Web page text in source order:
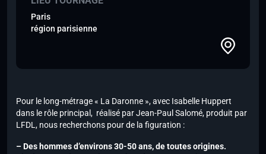
Paris
région parisienne
Pour le long-métrage « La Daronne », avec Isabelle Huppert
dans le rôle principal, réalisé par Jean-Paul Salomé, produit par
LFDL, nous recherchons pour de la figuration :
– Des hommes d’environs 30-50 ans, de toutes origines.